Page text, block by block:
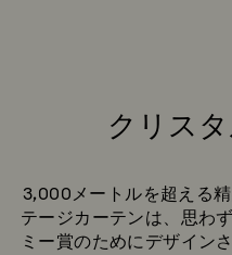
クリス
3,000メートルを超える
テージカーテンは、思わ
ミー賞のためにデザイン